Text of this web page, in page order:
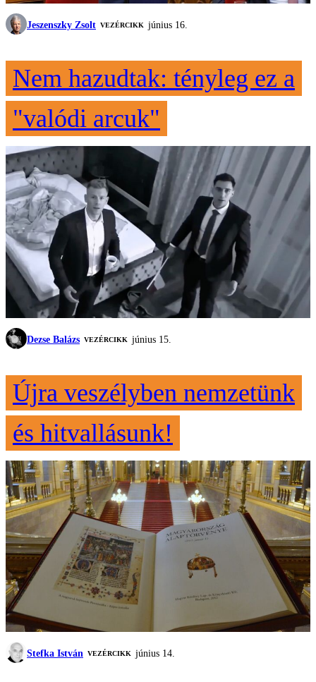
Jeszenszky Zsolt VEZÉRCIKK június 16.
Nem hazudtak: tényleg ez a
"valódi arcuk"
Dezse Balázs VEZÉRCIKK június 15.
Újra veszélyben nemzetünk
és hitvallásunk!
Stefka István VEZÉRCIKK június 14.